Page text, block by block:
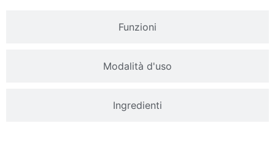
Funzioni
Modalità d'uso
Ingredienti